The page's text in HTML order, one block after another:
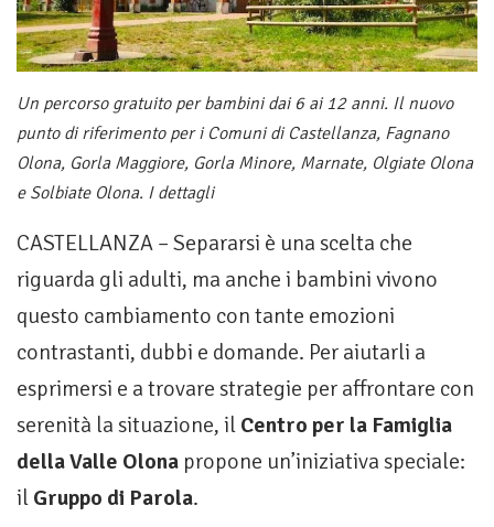
Un percorso gratuito per bambini dai 6 ai 12 anni. Il nuovo
punto di riferimento per i Comuni di Castellanza, Fagnano
Olona, Gorla Maggiore, Gorla Minore, Marnate, Olgiate Olona
e Solbiate Olona. I dettagli
CASTELLANZA – Separarsi è una scelta che
riguarda gli adulti, ma anche i bambini vivono
questo cambiamento con tante emozioni
contrastanti, dubbi e domande. Per aiutarli a
esprimersi e a trovare strategie per affrontare con
serenità la situazione, il Centro per la Famiglia
della Valle Olona propone un’iniziativa speciale:
il Gruppo di Parola.